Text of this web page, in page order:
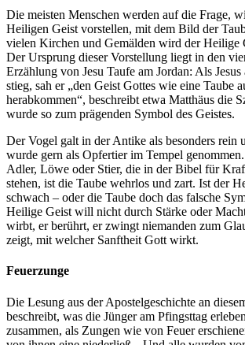
Die meisten Menschen werden auf die Frage,
Heiligen Geist vorstellen, mit dem Bild der
vielen Kirchen und Gemälden wird der Heilige
Der Ursprung dieser Vorstellung liegt in den
Erzählung von Jesu Taufe am Jordan: Als Jesus
stieg, sah er „den Geist Gottes wie eine Taube
herabkommen“, beschreibt etwa Matthäus die
wurde so zum prägenden Symbol des Geistes.
Der Vogel galt in der Antike als besonders rein
wurde gern als Opfertier im Tempel
Adler, Löwe oder Stier, die in der Bibel für
stehen, ist die Taube wehrlos und zart. Ist der
schwach – oder die Taube doch das falsche
Heilige Geist will nicht durch Stärke oder
wirbt, er berührt, er zwingt niemanden zum
zeigt, mit welcher Sanftheit Gott wirkt.
Feuerzunge
Die Lesung aus der Apostelgeschichte an
beschreibt, was die Jünger am Pfingsttag
zusammen, als Zungen wie von Feuer